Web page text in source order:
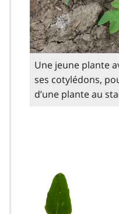
Une jeune plante
ses cotylédons,
d’une plante au